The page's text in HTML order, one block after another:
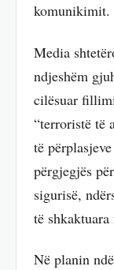
komunikimit.
Media
ndjeshëm
cilësuar
“terroristë të
të
përgjegjës
sigurisë,
të
Në planin